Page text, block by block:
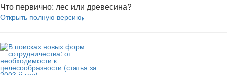
Что первично: лес или древесина?
Открыть полную версию